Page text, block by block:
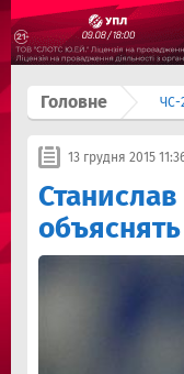
Головне ЧС-
13 грудня 2015